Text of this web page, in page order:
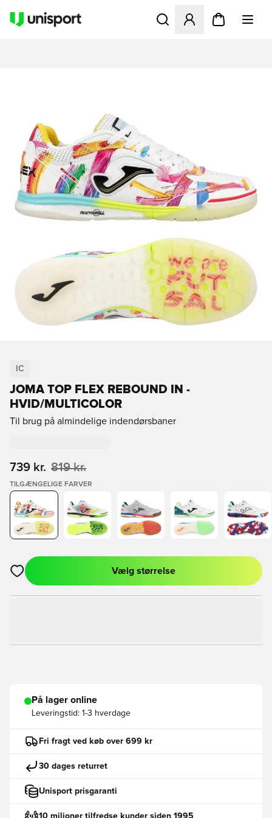
Åbner en Modal til at
IC
JOMA TOP FLEX REBOUND IN -
HVID/MULTICOLOR
Til brug på almindelige indendørsbaner
739 kr. 819 kr.
TILGÆNGELIGE FARVER
Åbner en Modal til at logge ind eller tilmelde dig som medlem
Vælg størrelse
På lager online
Leveringstid: 1-3 hverdage
Fri fragt ved køb over 699 kr
30 dages returret
Unisport prisgaranti
10 milioner tilfredse kunder siden 1995